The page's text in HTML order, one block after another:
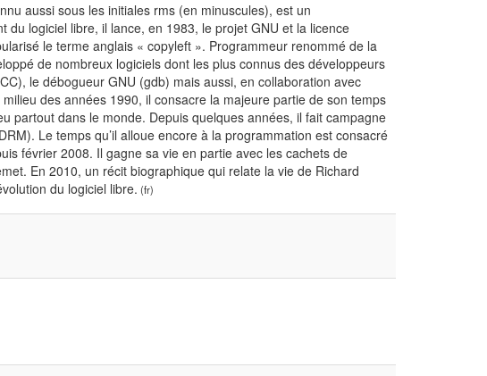
aussi sous les initiales rms (en minuscules), est un
logiciel libre, il lance, en 1983, le projet GNU et la licence
le terme anglais « copyleft ». Programmeur renommé de la
de nombreux logiciels dont les plus connus des développeurs
le débogueur GNU (gdb) mais aussi, en collaboration avec
des années 1990, il consacre la majeure partie de son temps
partout dans le monde. Depuis quelques années, il fait campagne
Le temps qu’il alloue encore à la programmation est consacré
février 2008. Il gagne sa vie en partie avec les cachets de
En 2010, un récit biographique qui relate la vie de Richard
du logiciel libre. (fr)